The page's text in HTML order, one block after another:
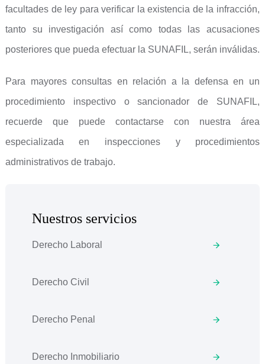
facultades de ley para verificar la existencia de la infracción,
tanto su investigación así como todas las acusaciones
posteriores que pueda efectuar la SUNAFIL, serán inválidas.
Para mayores consultas en relación a la defensa en un
procedimiento inspectivo o sancionador de SUNAFIL,
recuerde que puede contactarse con nuestra área
especializada en inspecciones y procedimientos
administrativos de trabajo.
Nuestros servicios
Derecho Laboral
Derecho Civil
Derecho Penal
Derecho Inmobiliario